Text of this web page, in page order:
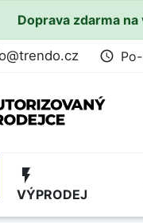
Doprava zdarma
access_time
flash_on
VÝPRODEJ